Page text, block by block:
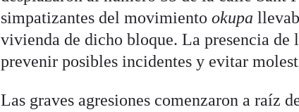
simpatizantes del movimientookupa
vivienda de dicho bloque. La presencia de
prevenir posibles incidentes y evitar
Las graves agresiones comenzaron a raíz